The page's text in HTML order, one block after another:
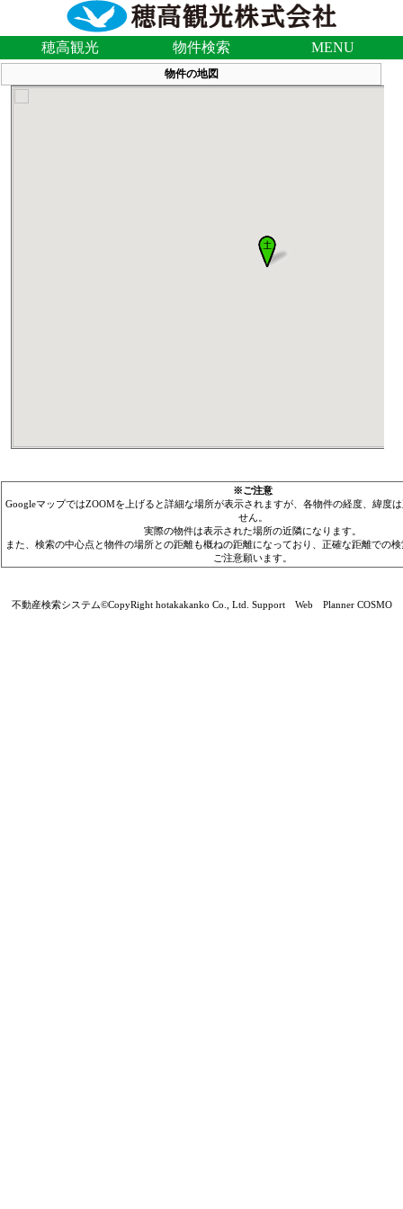
穂高観光 物件検索 MENU
物件の地図
※ご注意
GoogleマップではZOOMを上げると詳細な場所が表示されますが、各物件の経度、緯度
せん。
実際の物件は表示された場所の近隣になります。
また、検索の中心点と物件の場所との距離も概ねの距離になっており、正確な距離での
ご注意願います。
不動産検索システム©CopyRight hotakakanko Co., Ltd. Support Web Planner COSMO